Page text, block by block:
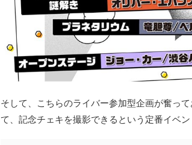
そして、こちらのライバー参加型企画が奮っ
て、記念チェキを撮影できるという定番イベ